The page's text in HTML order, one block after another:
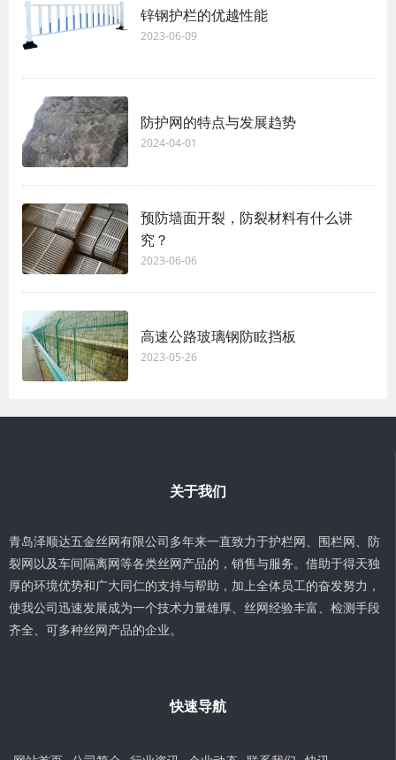
锌钢护栏的优越性能
2023-06-09
防护网的特点与发展趋势
2024-04-01
预防墙面开裂，防裂材料有什么讲
究？
2023-06-06
高速公路玻璃钢防眩挡板
2023-05-26
关于我们
青岛泽顺达五金丝网有限公司多年来一直致力于护栏网、围栏网、防
裂网以及车间隔离网等各类丝网产品的，销售与服务。借助于得天独
厚的环境优势和广大同仁的支持与帮助，加上全体员工的奋发努力，
使我公司迅速发展成为一个技术力量雄厚、丝网经验丰富、检测手段
齐全、可多种丝网产品的企业。
快速导航